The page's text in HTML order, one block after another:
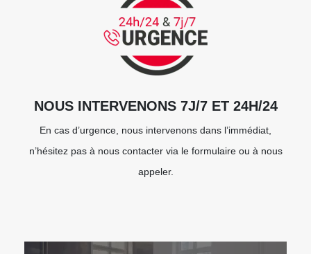
NOUS INTERVENONS 7J/7 ET 24H/24
En cas d’urgence, nous intervenons dans l’immédiat,
n’hésitez pas à nous contacter via le formulaire ou à nous
appeler.